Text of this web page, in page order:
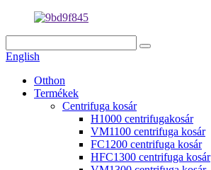
English
Otthon
Termékek
Centrifuga kosár
H1000 centrifugakosár
VM1100 centrifuga kosár
FC1200 centrifuga kosár
HFC1300 centrifuga kosár